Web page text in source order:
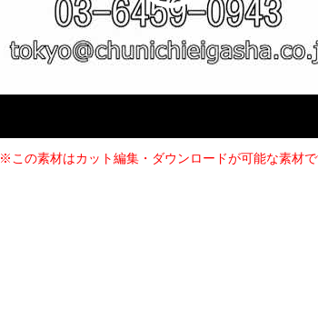
※この素材はカット編集・ダウンロードが可能な素材で